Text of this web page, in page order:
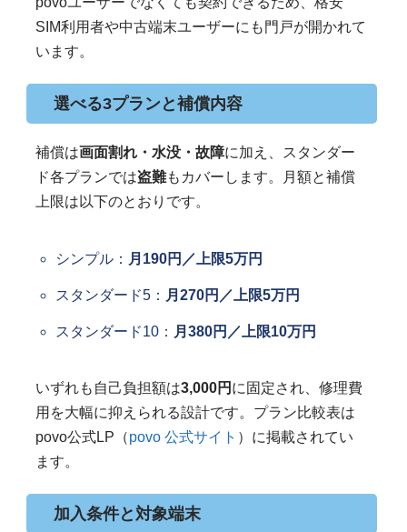
SIM利用者や中古端末ユーザーにも門戸が開かれて
います。
選べる3プランと補償内容
補償は画面割れ・水没・故障に加え、スタンダー
ド各プランでは盗難もカバーします。月額と補償
上限は以下のとおりです。
シンプル： 月190円／上限5万円
スタンダード5： 月270円／上限5万円
スタンダード10： 月380円／上限10万円
いずれも自己負担額は3,000円 に固定され、修理費
用を大幅に抑えられる設計です。プラン比較表は
povo公式LP（povo 公式サイト ）に掲載されてい
ます。
加入条件と対象端末